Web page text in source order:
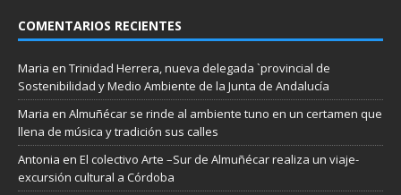
COMENTARIOS RECIENTES
Maria en Trinidad Herrera, nueva delegada `provincial de
Sostenibilidad y Medio Ambiente de la Junta de Andalucía
Maria en Almuñécar se rinde al ambiente tuno en un certamen que
llena de música y tradición sus calles
Antonia en El colectivo Arte –Sur de Almuñécar realiza un viaje-
excursión cultural a Córdoba